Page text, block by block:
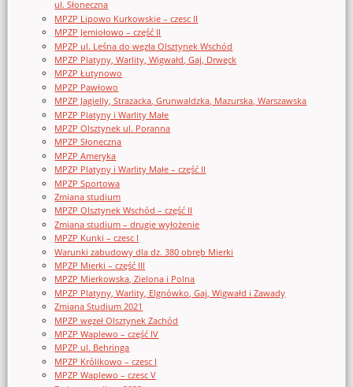
ul. Słoneczna
MPZP Lipowo Kurkowskie – czesc II
MPZP Jemiołowo – część II
MPZP ul. Leśna do węzła Olsztynek Wschód
MPZP Platyny, Warlity, Wigwałd, Gaj, Drwęck
MPZP Łutynowo
MPZP Pawłowo
MPZP Jagielly, Strazacka, Grunwaldzka, Mazurska, Warszawska
MPZP Platyny i Warlity Małe
MPZP Olsztynek ul. Poranna
MPZP Słoneczna
MPZP Ameryka
MPZP Platyny i Warlity Małe – część II
MPZP Sportowa
Zmiana studium
MPZP Olsztynek Wschód – część II
Zmiana studium – drugie wyłożenie
MPZP Kunki – czesc I
Warunki zabudowy dla dz. 380 obręb Mierki
MPZP Mierki – część III
MPZP Mierkowska, Zielona i Polna
MPZP Platyny, Warlity, Elgnówko, Gaj, Wigwałd i Zawady
Zmiana Studium 2021
MPZP węzeł Olsztynek Zachód
MPZP Waplewo – część IV
MPZP ul. Behringa
MPZP Królikowo – czesc I
MPZP Waplewo – czesc V